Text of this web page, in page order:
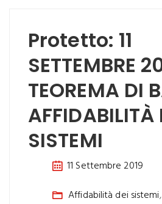
Protetto: 11
SETTEMBRE
TEOREMA DI
AFFIDABILITÀ
SISTEMI
11 Settembre 2019
Affidabilità dei sistemi,